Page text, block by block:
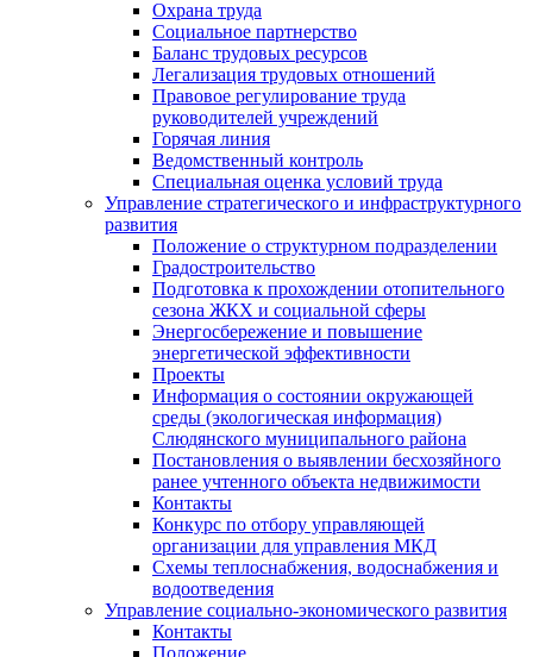
Охрана труда
Социальное партнерство
Баланс трудовых ресурсов
Легализация трудовых отношений
Правовое регулирование труда
руководителей учреждений
Горячая линия
Ведомственный контроль
Специальная оценка условий труда
Управление стратегического и инфраструктурного
развития
Положение о структурном подразделении
Градостроительство
Подготовка к прохождении отопительного
сезона ЖКХ и социальной сферы
Энергосбережение и повышение
энергетической эффективности
Проекты
Информация о состоянии окружающей
среды (экологическая информация)
Слюдянского муниципального района
Постановления о выявлении бесхозяйного
ранее учтенного объекта недвижимости
Контакты
Конкурс по отбору управляющей
организации для управления МКД
Схемы теплоснабжения, водоснабжения и
водоотведения
Управление социально-экономического развития
Контакты
Положение